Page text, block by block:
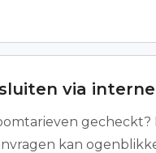
via
gecheckt?
kan